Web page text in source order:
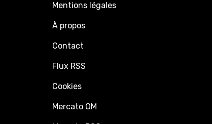
Mentions légales
À propos
Contact
Flux RSS
Cookies
Mercato OM